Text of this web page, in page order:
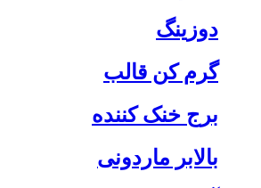
دوزینگ
گرم کن قالب
برج خنک کننده
بالابر ماردونی